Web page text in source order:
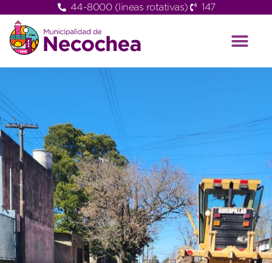
44-8000 (lineas rotativas) 147